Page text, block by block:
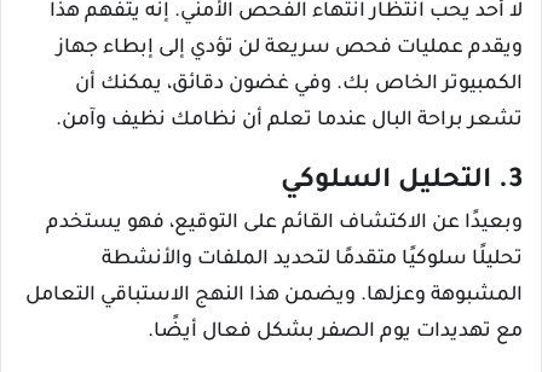
لا أحد يحب انتظار انتهاء الفحص الأمني. إنه يتفهم هذا
ويقدم عمليات فحص سريعة لن تؤدي إلى إبطاء جهاز
الكمبيوتر الخاص بك. وفي غضون دقائق، يمكنك أن
تشعر براحة البال عندما تعلم أن نظامك نظيف وآمن.
3. التحليل السلوكي
وبعيدًا عن الاكتشاف القائم على التوقيع، فهو يستخدم
تحليلًا سلوكيًا متقدمًا لتحديد الملفات والأنشطة
المشبوهة وعزلها. ويضمن هذا النهج الاستباقي التعامل
مع تهديدات يوم الصفر بشكل فعال أيضًا.